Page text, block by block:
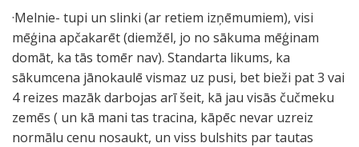
·Melnie- tupi un slinki (ar retiem izņēmumiem), visi
mēģina apčakarēt (diemžēl, jo no sākuma mēģinam
domāt, ka tās tomēr nav). Standarta likums, ka
sākumcena jānokaulē vismaz uz pusi, bet bieži pat 3 vai
4 reizes mazāk darbojas arī šeit, kā jau visās čučmeku
zemēs ( un kā mani tas tracina, kāpēc nevar uzreiz
normālu cenu nosaukt, un viss bulshits par tautas